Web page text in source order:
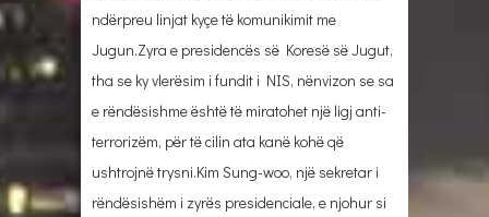
ndërpreu linjat kyçe të komunikimit me
Jugun.Zyra e presidencës së Koresë së Jugut,
tha se ky vlerësim i fundit i NIS, nënvizon se sa
e rëndësishme është të miratohet një ligj anti-
terrorizëm, për të cilin ata kanë kohë që
ushtrojnë trysni.Kim Sung-woo, një sekretar i
rëndësishëm i zyrës presidenciale, e njohur si